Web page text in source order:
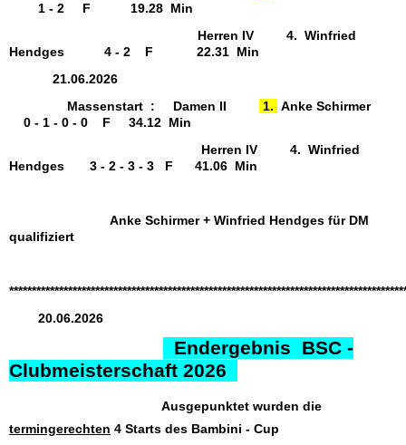
1 - 2 F 19.28 Min
Herren IV 4. Winfried
Hendges 4 - 2 F 22.31 Min
21.06.2026
Massenstart :
Damen II 1. Anke Schirmer
0 - 1 - 0 - 0 F 34.12 Min
Herren IV 4. Winfried
Hendges 3 - 2 - 3 - 3 F 41.06 Min
Anke Schirmer + Winfried Hendges für DM
qualifiziert
20.06.2026
Endergebnis BSC -
Clubmeisterschaft 2026
Ausgepunktet wurden die
termingerechten 4 Starts des Bambini - Cup